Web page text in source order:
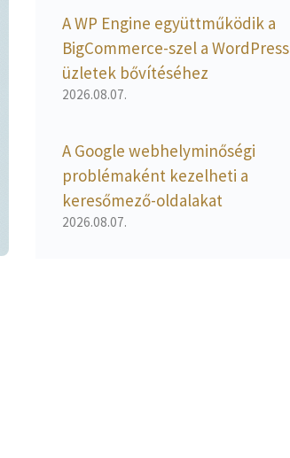
A WP Engine együttműködik a
BigCommerce-szel a WordPress
üzletek bővítéséhez
2026.08.07.
A Google webhelyminőségi
problémaként kezelheti a
keresőmező-oldalakat
2026.08.07.